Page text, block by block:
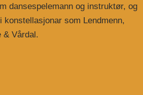
dansespelemann og instruktør, og
konstellasjonar som Lendmenn,
& Vårdal.